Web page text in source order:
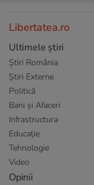
Libertatea.ro
Ultimele știri
Știri România
Știri Externe
Politică
Bani și Afaceri
Infrastructura
Educație
Tehnologie
Video
Opinii